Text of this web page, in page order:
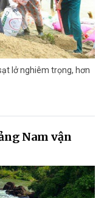
lở nghiêm trọng, hơn
Nam vận